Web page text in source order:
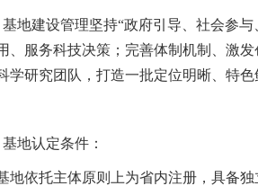
地建设管理坚持“政府引导、社会参
、服务科技决策；完善体制机制、激
学研究团队，打造一批定位明晰、特
地认定条件：
地依托主体原则上为省内注册，具备